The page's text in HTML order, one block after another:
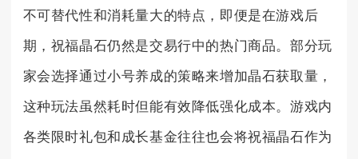
不可替代性和消耗量大的特点，即便是在游戏后
期，祝福晶石仍然是交易行中的热门商品。部分玩
家会选择通过小号养成的策略来增加晶石获取量，
这种玩法虽然耗时但能有效降低强化成本。游戏内
各类限时礼包和成长基金往往也会将祝福晶石作为